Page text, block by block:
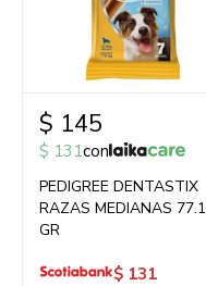
$ 145
$ 131con
PEDIGREE DENTASTIX
RAZAS MEDIANAS 77.1
GR
$ 131